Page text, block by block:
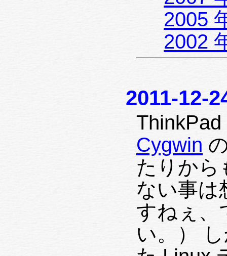
2005
2002
2011-12-
Cygwin
たりから
ない事は
すねぇ、
い。）